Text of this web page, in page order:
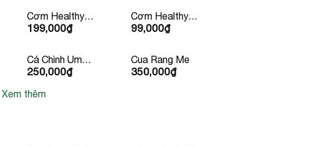
Cơm Healthy
Sườn Bò Mỹ
199,000₫
Cơm Healthy
Kèm Nước Ép
99,000₫
Cá Chình Um
Chuối 2 Người Ăn
250,000₫
Cua Rang Me
350,000₫
Xem thêm